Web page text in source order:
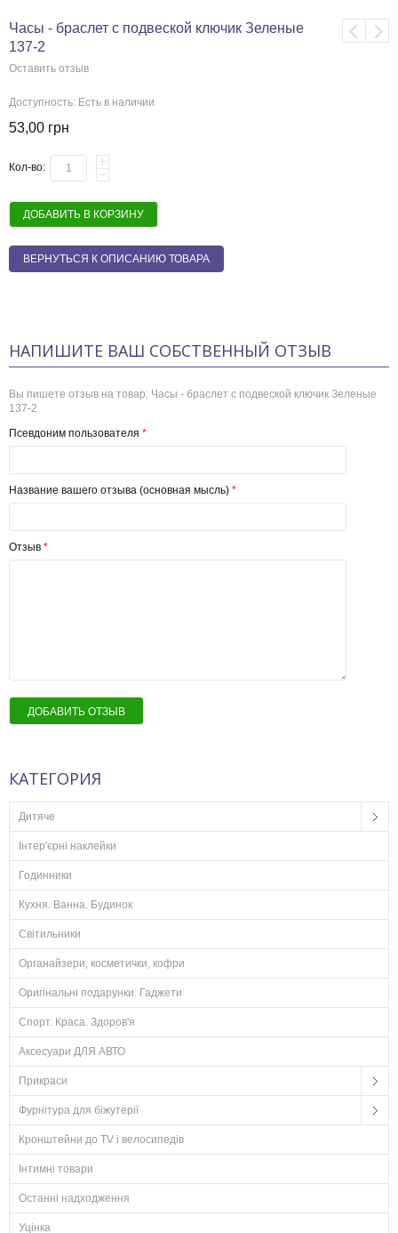
Часы - браслет с подвеской ключик Зеленые
137-2
Оставить отзыв
Доступность: Есть в наличии
53,00 грн
Кол-во:
ДОБАВИТЬ В КОРЗИНУ
ВЕРНУТЬСЯ К ОПИСАНИЮ ТОВАРА
НАПИШИТЕ ВАШ СОБСТВЕННЫЙ ОТЗЫВ
Вы пишете отзыв на товар: Часы - браслет с подвеской ключик Зеленые
137-2
*
Псевдоним пользователя
*
Название вашего отзыва (основная мысль)
*
Отзыв
ДОБАВИТЬ ОТЗЫВ
КАТЕГОРИЯ
Дитяче
Інтер'єрні наклейки
Годинники
Кухня. Ванна. Будинок
Світильники
Органайзери, косметички, кофри
Оригінальні подарунки. Гаджети
Спорт. Краса. Здоров'я
Аксесуари ДЛЯ АВТО
Прикраси
Фурнітура для біжутерії
Кронштейни до TV і велосипедів
Інтимні товари
Останні надходження
Уцінка